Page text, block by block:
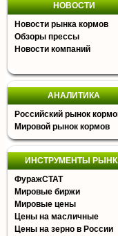
НОВОСТИ
Новости рынка кормов
Обзоры прессы
Новости компаний
АНАЛИТИКА
Российский рынок
Мировой рынок кормов
ИНСТРУМЕНТЫ
ФуражСТАТ
Мировые биржи
Мировые цены
Цены на масличные
Цены на зерно в России